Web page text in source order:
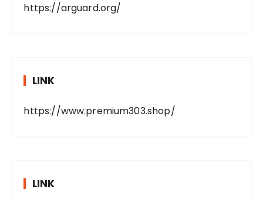
https://arguard.org/
LINK
https://www.premium303.shop/
LINK